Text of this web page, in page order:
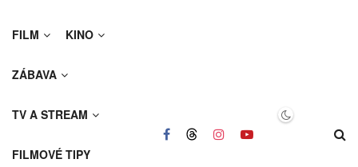
FILM KINO
ZÁBAVA
TV A STREAM
FILMOVÉ TIPY